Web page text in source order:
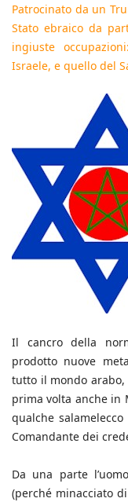
Patrocinato da un
Stato ebraico da
ingiuste
Israele, e quello del
Il cancro della
prodotto nuove
tutto il mondo arabo,
prima volta anche in
qualche
Comandante dei
Da una parte
(perché minacciato